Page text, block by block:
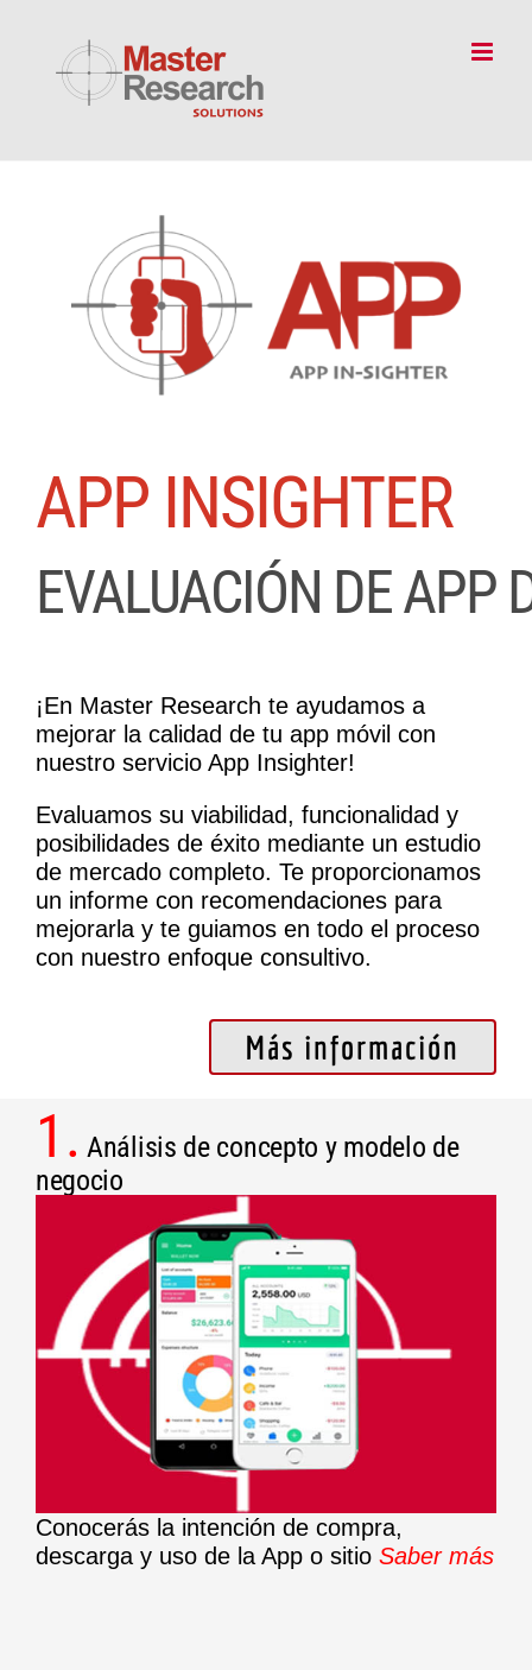
content
APP INSIGHTER
¡En Master Research te ayudamos a
mejorar la calidad de tu app móvil con
nuestro servicio App Insighter!
Evaluamos su viabilidad, funcionalidad y
posibilidades de éxito mediante un estudio
de mercado completo. Te proporcionamos
un informe con recomendaciones para
mejorarla y te guiamos en todo el proceso
con nuestro enfoque consultivo.
Más información
1. Análisis de concepto y modelo de
negocio
Conocerás la intención de compra,
descarga y uso de la App o sitio Saber más